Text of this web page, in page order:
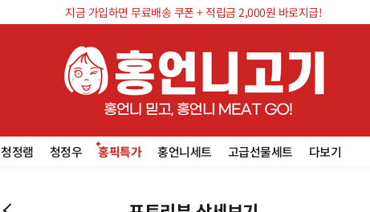
지금 가입하면 무료배송 쿠폰 + 적립금 2,000원 바로지급!
청정램 청정우 홍픽특가 홍언니세트 고급선물세트 다보기